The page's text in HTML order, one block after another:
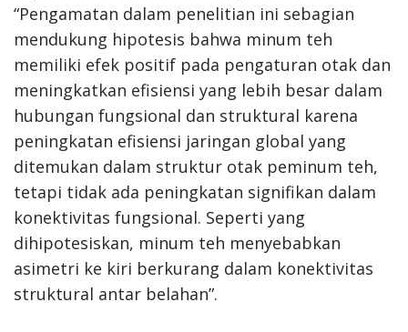
“Pengamatan dalam penelitian ini sebagian
mendukung hipotesis bahwa minum teh
memiliki efek positif pada pengaturan otak dan
meningkatkan efisiensi yang lebih besar dalam
hubungan fungsional dan struktural karena
peningkatan efisiensi jaringan global yang
ditemukan dalam struktur otak peminum teh,
tetapi tidak ada peningkatan signifikan dalam
konektivitas fungsional. Seperti yang
dihipotesiskan, minum teh menyebabkan
asimetri ke kiri berkurang dalam konektivitas
struktural antar belahan”.